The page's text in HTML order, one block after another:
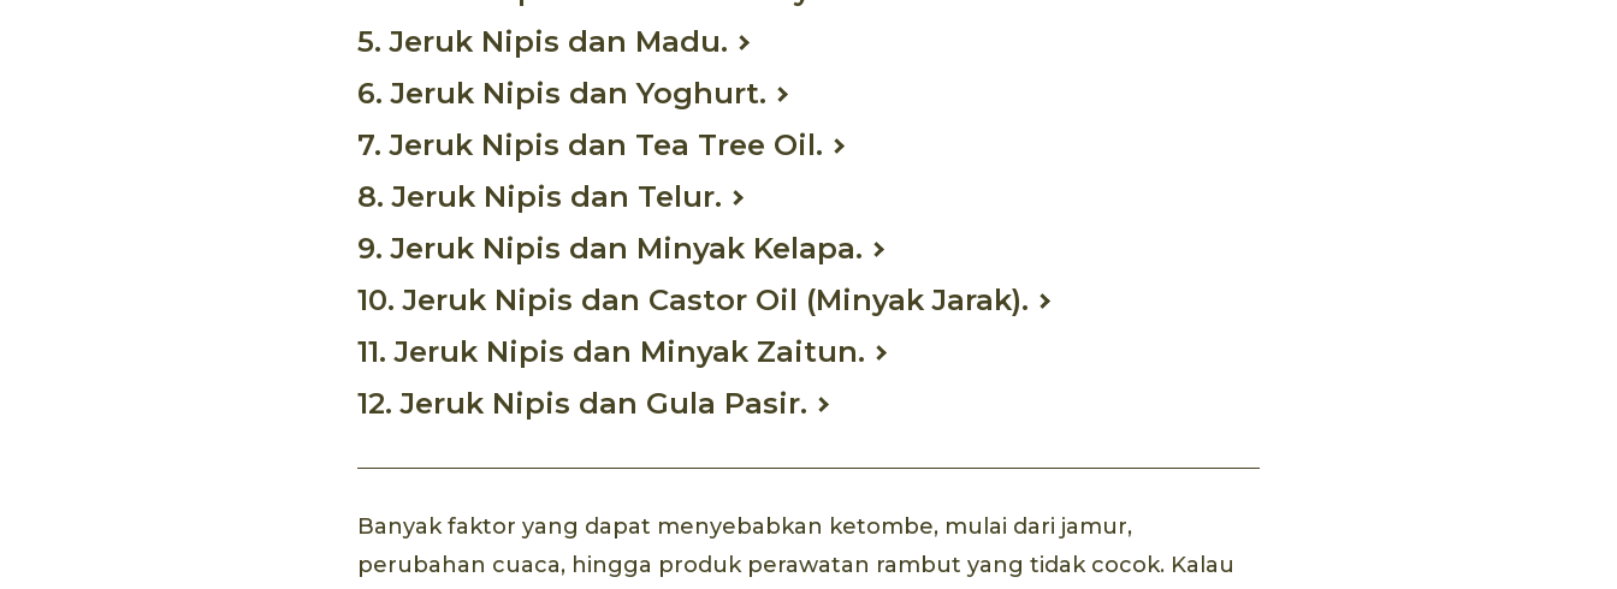
5. Jeruk Nipis dan Madu.
6. Jeruk Nipis dan Yoghurt.
7. Jeruk Nipis dan Tea Tree Oil.
8. Jeruk Nipis dan Telur.
9. Jeruk Nipis dan Minyak Kelapa.
10. Jeruk Nipis dan Castor Oil (Minyak Jarak).
11. Jeruk Nipis dan Minyak Zaitun.
12. Jeruk Nipis dan Gula Pasir.
Banyak faktor yang dapat menyebabkan ketombe, mulai dari jamur,
perubahan cuaca, hingga produk perawatan rambut yang tidak cocok. Kalau